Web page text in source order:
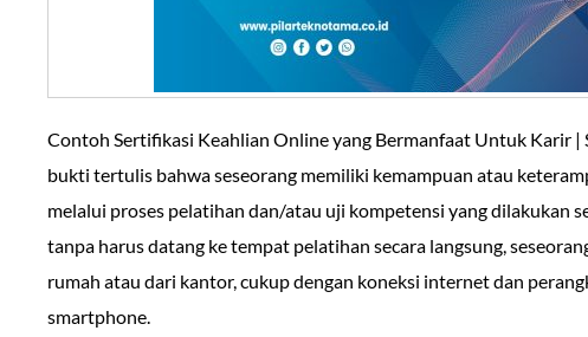
Contoh Sertifikasi Keahlian Online yang Bermanfaat Untuk Karir |
bukti tertulis bahwa seseorang memiliki kemampuan atau
melalui proses pelatihan dan/atau uji kompetensi yang dilakukan
tanpa harus datang ke tempat pelatihan secara langsung,
rumah atau dari kantor, cukup dengan koneksi internet dan
smartphone.